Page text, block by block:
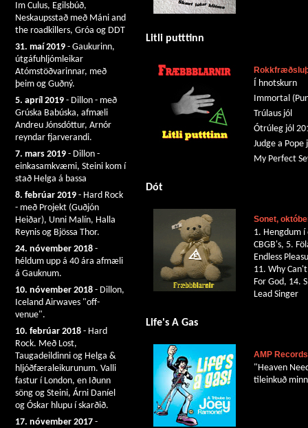
Im Culus, Egilsbúð,
Neskaupsstað með Máni and
the roadkillers, Gróa og DDT
31. maí 2019 - Gaukurinn,
útgáfuhljómleikar
Atómstöðvarinnar, með
þeim og Guðný.
5. apríl 2019 - Dillon - með
Grúska Babúska, afmæli
Andreu Jónsdóttur, Arnór
reyndar fjarverandi.
7. mars 2019 - Dillon -
einkasamkvæmi, Steini kom í
stað Helga á bassa
8. febrúar 2019 - Hard Rock
- með Projekt (Guðjón
Heiðar), Unni Malín, Halla
Reynis og Bjössa Thor.
24. nóvember 2018 -
héldum upp á 40 ára afmæli
á Gauknum.
10. nóvember 2018 - Dillon,
Iceland Airwaves "off-
venue".
10. febrúar 2018 - Hard
Rock. Með Lost,
Taugadeildinni og Helga &
hljóðfæraleikurunum. Valli
fastur í London, en Iðunn
söng og Steini, Árni Daníel
og Óskar hlupu í skarðið.
17. nóvember 2017 -
Litli putttinn
Í hnotskurn
Immortal
Trúlaus jól
Ótrúleg jól
Judge a Pope
My Perfect
Dót
Sonet,
1. Hengdum í
CBGB's, 5.
Endless
11. Why
For God, 14.
Lead Singer
Life's A Gas
AMP
"Heaven
tileinkuð